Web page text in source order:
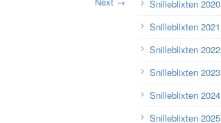
Snilleblixten 2020
Snilleblixten 2021
Snilleblixten 2022
Snilleblixten 2023
Snilleblixten 2024
Snilleblixten 2025